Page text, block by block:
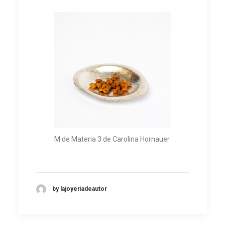
M de Materia 3 de Carolina Hornauer
by lajoyeriadeautor